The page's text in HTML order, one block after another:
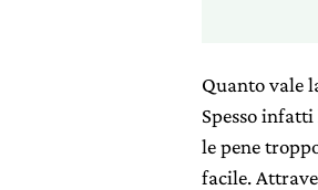
Quanto vale
Spesso
le pene
facile.